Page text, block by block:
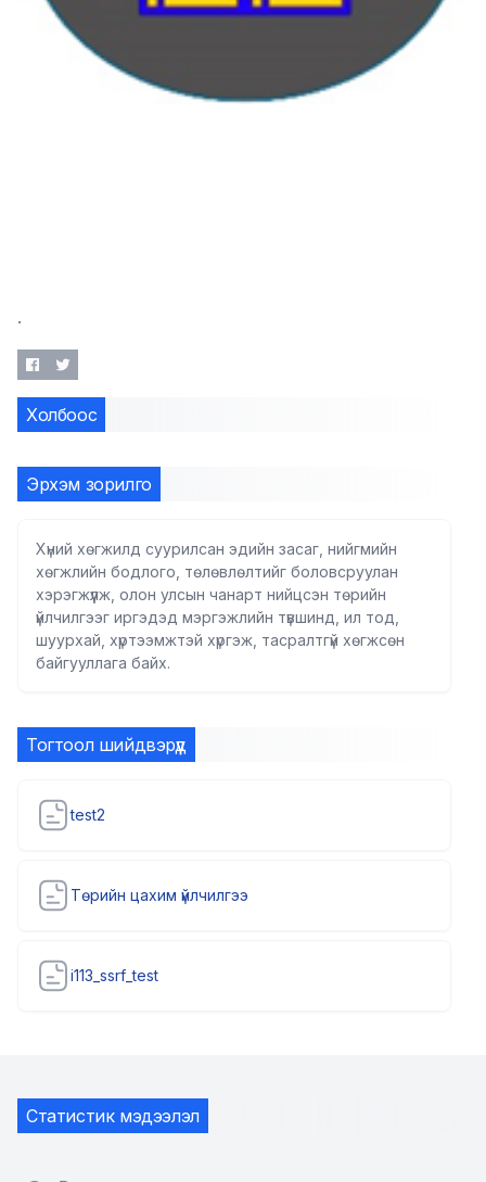
.
Холбоос
Эрхэм зорилго
Хүний хөгжилд суурилсан эдийн засаг, нийгмийн
хөгжлийн бодлого, төлөвлөлтийг боловсруулан
хэрэгжүүлж, олон улсын чанарт нийцсэн төрийн
үйлчилгээг иргэдэд мэргэжлийн түвшинд, ил тод,
шуурхай, хүртээмжтэй хүргэж, тасралтгүй хөгжсөн
байгууллага байх.
Тогтоол шийдвэрүүд
test2
Төрийн цахим үйлчилгээ
i113_ssrf_test
Статистик мэдээлэл